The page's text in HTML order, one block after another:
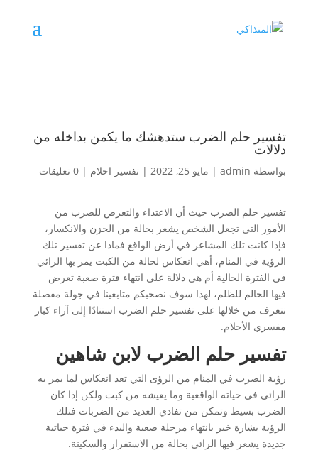
تفسير حلم الضرب ستدهشك ما يكمن بداخله من
دلالات
بواسطة admin
| مايو 25, 2022 | تفسير احلام | 0 تعليقات
تفسير حلم الضرب حيث أن الاعتداء والتعرض للضرب من
الأمور التي تجعل الشخص يشعر بحالة من الحزن والانكسار،
فإذا كانت تلك المشاعر في أرض الواقع فماذا عن تفسير تلك
الرؤية في المنام، أهي انعكاس لحالة من الكبت يمر بها الرائي
في الفترة الحالية أم هي دلالة على انتهاء فترة صعبة تعرض
فيها الحالم للظلم، لهذا سوف نصحبكم متابعينا في جولة مفصلة
نتعرف من خلالها على تفسير حلم الضرب استنادًا إلى آراء كبار
مفسري الأحلام.
تفسير حلم الضرب لابن شاهين
رؤية الضرب في المنام من الرؤى التي تعد انعكاس لما يمر به
الرائي في حياته الواقعية وما يعيشه من كبت ولكن إذا كان
الضرب بسيط وتمكن من تفادي العديد من الضربات فتلك
الرؤية بشارة خير بانتهاء مرحلة صعبة والبدء في فترة حياتية
جديدة يشعر فيها الرائي بحالة من الاستقرار والسكينة.